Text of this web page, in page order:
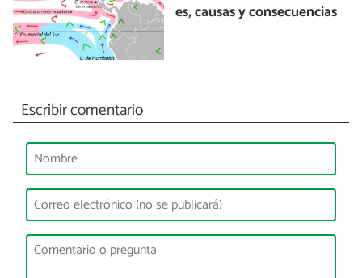
es, causas y consecuencias
Escribir comentario